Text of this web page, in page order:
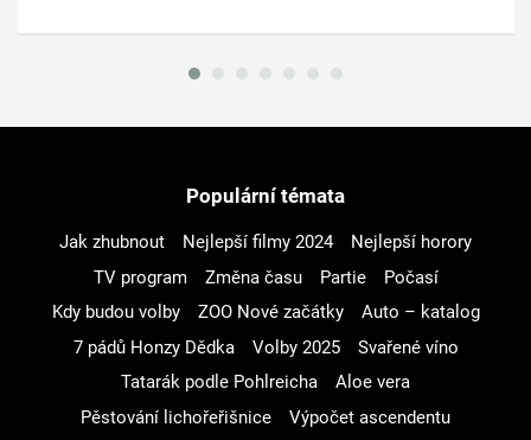
Populární témata
Jak zhubnout Nejlepší filmy 2024
Nejlepší horory
TV program
Změna času Partie
Počasí
Kdy budou volby
ZOO Nové začátky
Auto – katalog
7 pádů Honzy Dědka
Volby 2025
Svařené víno
Tatarák podle Pohlreicha
Aloe vera
Pěstování lichořeřišnice
Výpočet ascendentu